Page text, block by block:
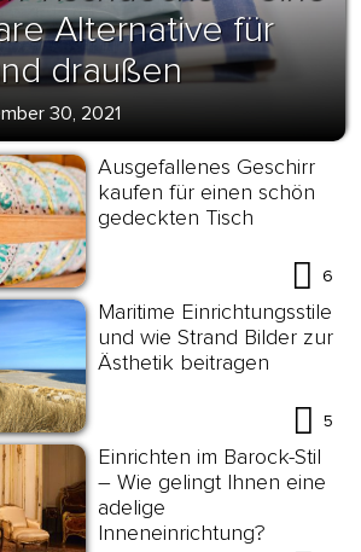
Alternative für
draußen
30, 2021
Ausgefallenes Geschirr
kaufen für einen schön
gedeckten Tisch
6
Maritime Einrichtungsstile
und wie Strand Bilder zur
Ästhetik beitragen
5
Einrichten im Barock-Stil
– Wie gelingt Ihnen eine
adelige
Inneneinrichtung?